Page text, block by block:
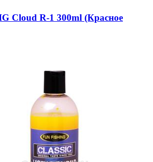
Cloud R-1 300ml (Красное